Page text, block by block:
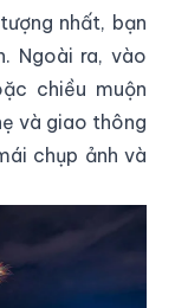
nhất, bạn
Ngoài ra, vào
chiều muộn
và giao thông
chụp ảnh và